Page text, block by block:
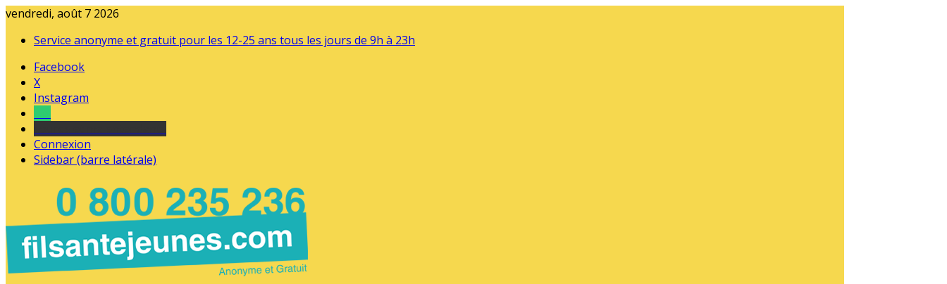
vendredi, août 7 2026
Service anonyme et gratuit pour les 12-25 ans tous les jours de 9h à 23h
Facebook
X
Instagram
Connexion
Sidebar (barre latérale)